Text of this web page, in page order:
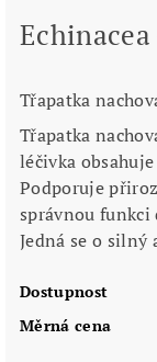
Třapatka
Třapatka
léčivka
Podporuje
správnou funkci
Jedná se o
Dostupnost
Měrná cena